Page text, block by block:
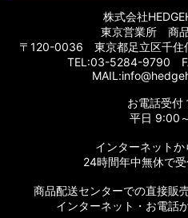
株式会社
東京営業所 商
〒120-0036 東京都足立区千
TEL:03-5284-9790
お電話受付
平日 9:00
インターネットか
24時間年中無休で受
商品配送センターでの直接販
インターネット・お電話